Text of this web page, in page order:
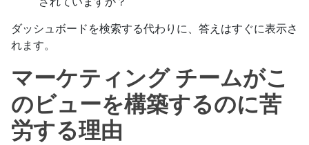
ダッシュボードを検索する代わりに、答えはすぐに表示さ
れます。
マーケティング チームがこ
のビューを構築するのに苦
労する理由